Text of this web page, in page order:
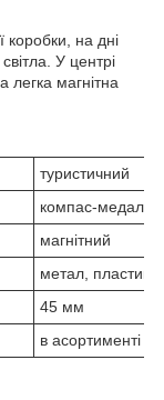
коробки, на дні
У центрі
легка магнітна
туристичний
компас-
магнітний
метал, пластик
45 мм
в асортименті